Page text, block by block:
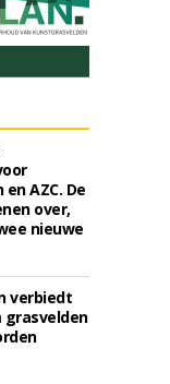
AZC. De
over,
nieuwe
verbiedt